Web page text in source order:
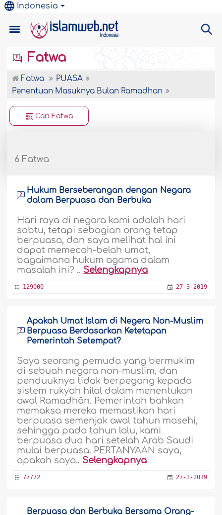
Indonesia
Fatwa
Fatwa
PUASA
Penentuan Masuknya Bulan Ramadhan
Cari Fatwa
6 Fatwa
Hukum Berseberangan dengan Negara
dalam Berpuasa dan Berbuka
Hari raya di negara kami adalah hari
sabtu, tetapi sebagian orang tetap
berpuasa, dan saya melihat hal ini
dapat memecah-belah umat,
bagaimana hukum agama dalam
masalah ini? .. Selengkapnya
129000 27-3-2019
Apakah Umat Islam di Negera Non-Muslim
Berpuasa Berdasarkan Ketetapan
Pemerintah Setempat?
Saya seorang pemuda yang bermukim
di sebuah negara non-muslim, dan
penduuknya tidak berpegang kepada
sistem rukyah hilal dalam menentukan
awal Ramadhân. Pemerintah bahkan
memaksa mereka memastikan hari
berpuasa semenjak awal tahun masehi,
sehingga pada tahun lalu, kami
berpuasa dua hari setelah Arab Saudi
mulai berpuasa. PERTANYAAN saya,
apakah saya.. Selengkapnya
77772 27-3-2019
Berpuasa dan Berbuka Bersama Orang-